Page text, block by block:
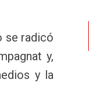
se radicó
y,
y la